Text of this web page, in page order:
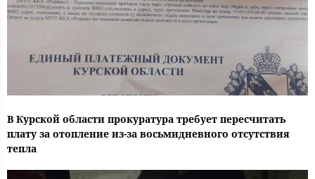
В Курской области прокуратура требует пересчитать
плату за отопление из-за восьмидневного отсутствия
тепла